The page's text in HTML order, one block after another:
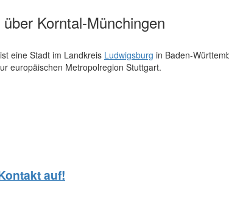
Korntal-Münchingen
ist eine Stadt im Landkreis Ludwigsburg in Baden-
europäischen Metropolregion Stuttgart.
auf!